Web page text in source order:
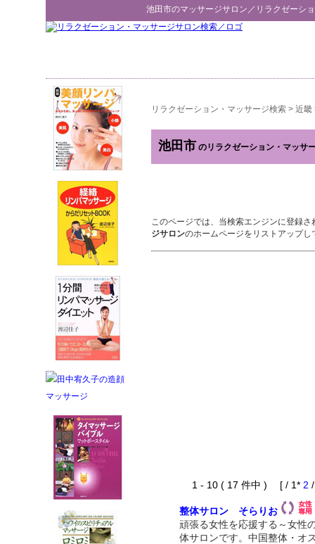
池田市のマッサージサロン／ リラクゼーシ
リラクゼーション・マッサージ検索 > 近畿
池田市 のリラクゼーション・マッサ
このページでは、当検索エンジンに登録さ
ジサロンのホームページをリストアップし
1 - 10 ( 17 件中 ) [ / 1* 2
整体サロン そらりお
頑張る女性を応援する～女性
体サロンです。中国整体・オ